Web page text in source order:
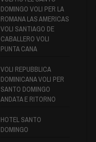
DOMINGO VOLI PER LA
ROMANA LAS AMERICAS
VOLI SANTIAGO DE
CABALLERO VOLI
PUNTA CANA
VOLI REPUBBLICA
DOMINICANA VOLI PER
SANTO DOMINGO
ANDATA E RITORNO
HOTEL SANTO
DOMINGO